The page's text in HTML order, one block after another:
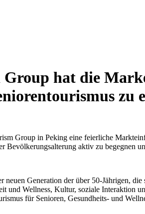
hat die
zu
Group in Peking eine feierliche
Bevölkerungsalterung aktiv zu begegnen
neuen Generation der über 50-Jährigen,
und Wellness, Kultur, soziale Interaktion
für Senioren, Gesundheits- und